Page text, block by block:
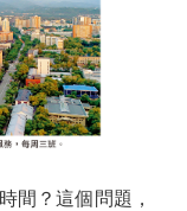
？這個問題，